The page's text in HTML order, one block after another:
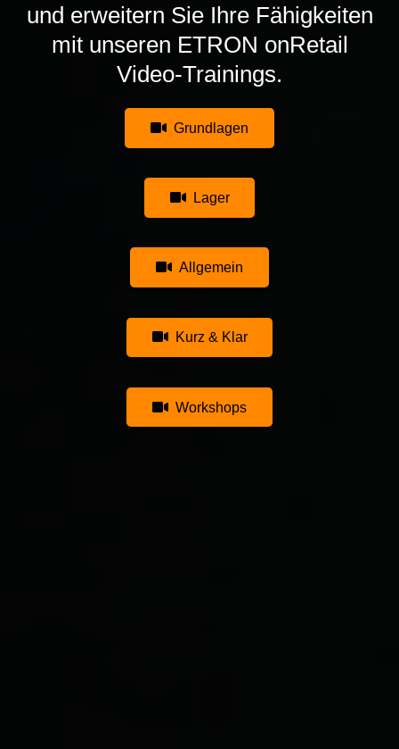
und erweitern Sie Ihre Fähigkeiten
mit unseren ETRON onRetail
Video-Trainings.
Grundlagen
Lager
Allgemein
Kurz & Klar
Workshops